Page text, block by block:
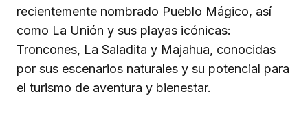
recientemente nombrado Pueblo Mágico, así
como La Unión y sus playas icónicas:
Troncones, La Saladita y Majahua, conocidas
por sus escenarios naturales y su potencial para
el turismo de aventura y bienestar.